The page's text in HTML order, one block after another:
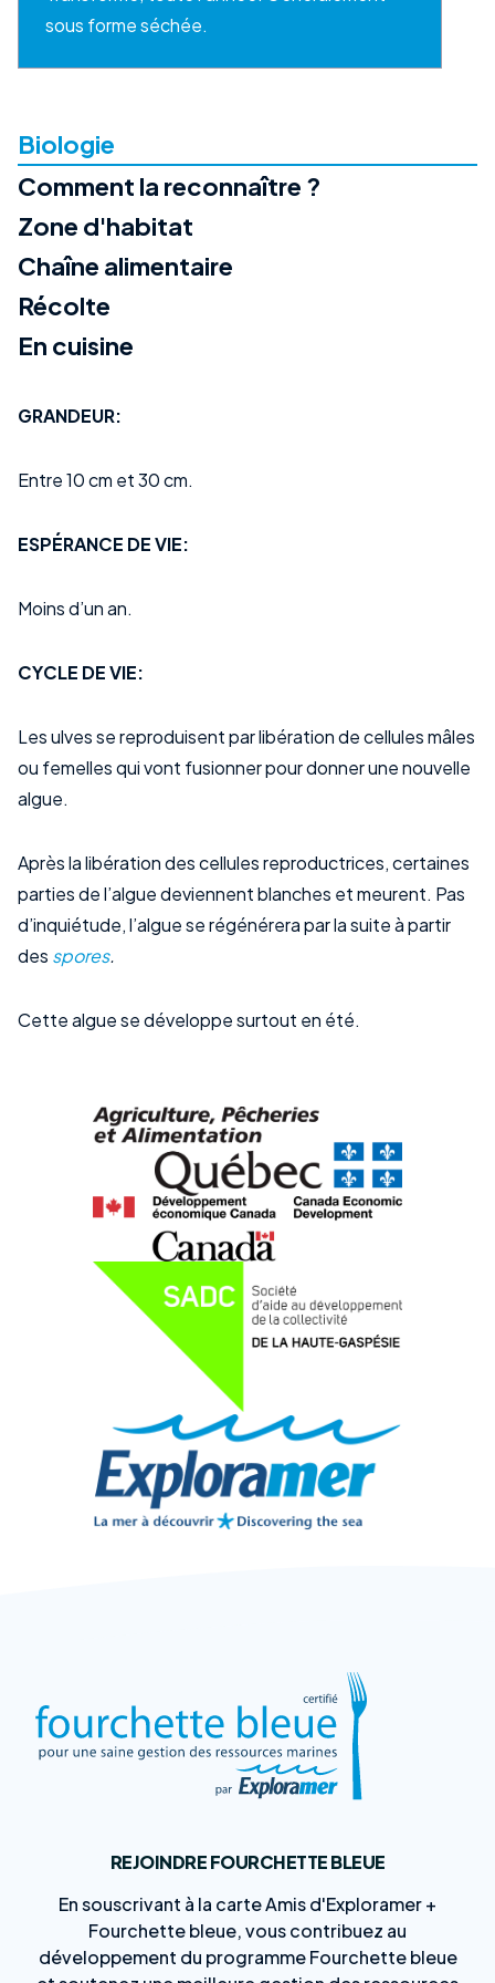
sous forme séchée.
Biologie
Comment la reconnaître ?
Zone d'habitat
Chaîne alimentaire
Récolte
En cuisine
GRANDEUR:
Entre 10 cm et 30 cm.
ESPÉRANCE DE VIE:
Moins d’un an.
CYCLE DE VIE:
Les ulves se reproduisent par libération de cellules mâles
ou femelles qui vont fusionner pour donner une nouvelle
algue.
Après la libération des cellules reproductrices, certaines
parties de l’algue deviennent blanches et meurent. Pas
d’inquiétude, l’algue se régénérera par la suite à partir
des spores.
Cette algue se développe surtout en été.
REJOINDRE FOURCHETTE BLEUE
En souscrivant à la carte Amis d'Exploramer +
Fourchette bleue, vous contribuez au
développement du programme Fourchette bleue